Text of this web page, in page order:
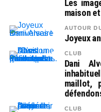
Les
maison
AUTOUR
Joyeux
CLUB
Dani
maillot,
CLUB